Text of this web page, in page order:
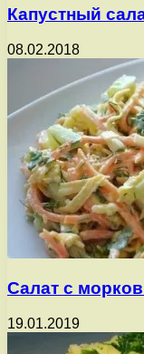
Капустный
08.02.2018
Салат с
19.01.2019